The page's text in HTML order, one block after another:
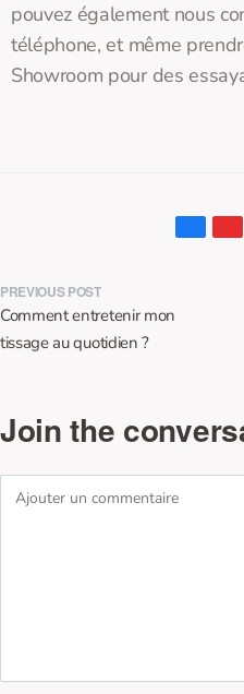
pouvez également nous
téléphone, et même
Showroom pour des
PREVIOUS POST
Comment entretenir mon
tissage au quotidien ?
Join the